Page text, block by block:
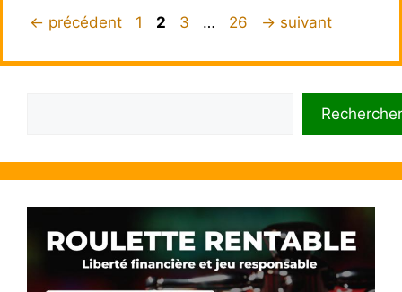
← précédent Page
1 Page
2 Page
3 … Page
26 → suivant
Rechercher